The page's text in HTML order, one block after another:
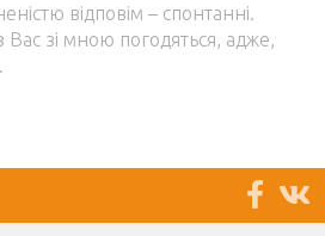
відповім – спонтанні.
Вас зі мною погодяться, адже,